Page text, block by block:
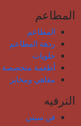
المطاعم
المطاعم
ردهة المطاعم
حلويات
أطعمة متخصصة
مقاهي ومخابز
الترفيه
فن سيتي